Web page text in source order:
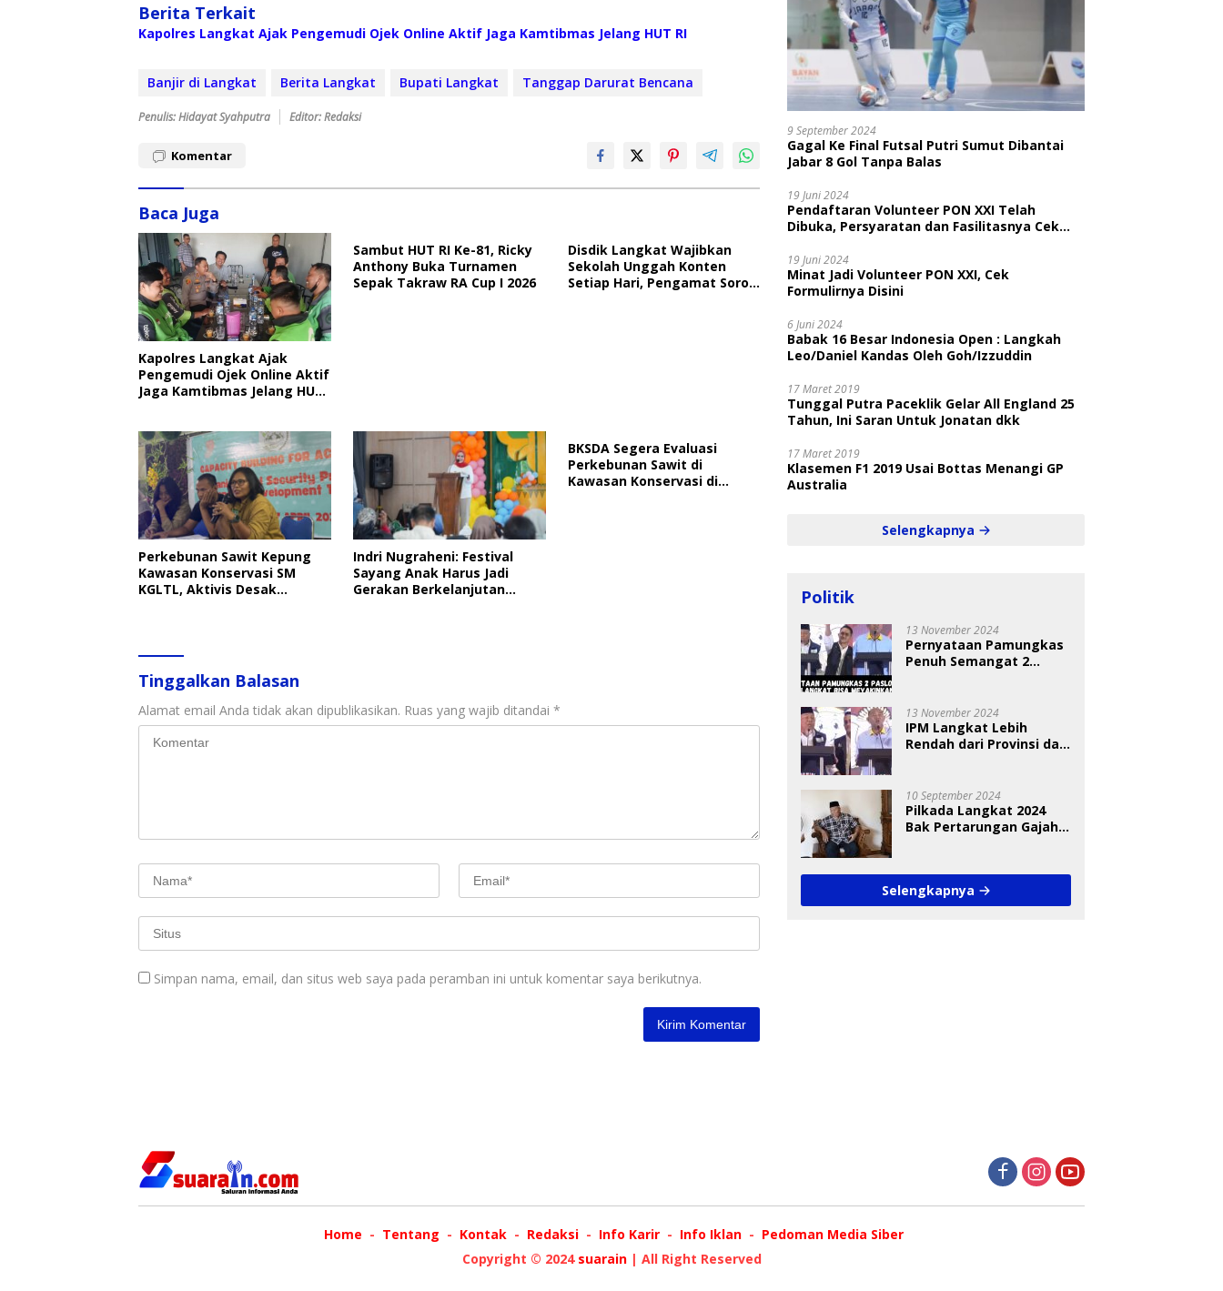
Berita Terkait
Kapolres Langkat Ajak Pengemudi Ojek Online Aktif Jaga Kamtibmas Jelang HUT RI
Banjir di Langkat Berita Langkat Bupati Langkat Tanggap Darurat Bencana
Penulis: Hidayat Syahputra Editor: Redaksi
Komentar
Baca Juga
Kapolres Langkat Ajak
Pengemudi Ojek Online Aktif
Jaga Kamtibmas Jelang HUT
Sambut HUT RI Ke-81, Ricky
Anthony Buka Turnamen
Sepak Takraw RA Cup I 2026
Disdik Langkat Wajibkan
Sekolah Unggah Konten
Setiap Hari, Pengamat Soroti
Perkebunan Sawit Kepung
Kawasan Konservasi SM
KGLTL, Aktivis Desak
Indri Nugraheni: Festival
Sayang Anak Harus Jadi
Gerakan Berkelanjutan
BKSDA Segera Evaluasi
Perkebunan Sawit di
Kawasan Konservasi di
Tinggalkan Balasan
Alamat email Anda tidak akan dipublikasikan. Ruas yang wajib ditandai *
Simpan nama, email, dan situs web saya pada peramban ini untuk komentar saya berikutnya.
9 September 2024
Gagal Ke Final Futsal Putri Sumut Dibantai
Jabar 8 Gol Tanpa Balas
19 Juni 2024
Pendaftaran Volunteer PON XXI Telah
Dibuka, Persyaratan dan Fasilitasnya Cek
19 Juni 2024
Minat Jadi Volunteer PON XXI, Cek
Formulirnya Disini
6 Juni 2024
Babak 16 Besar Indonesia Open : Langkah
Leo/Daniel Kandas Oleh Goh/Izzuddin
17 Maret 2019
Tunggal Putra Paceklik Gelar All England 25
Tahun, Ini Saran Untuk Jonatan dkk
17 Maret 2019
Klasemen F1 2019 Usai Bottas Menangi GP
Australia
Selengkapnya
Politik
13 November 2024
Pernyataan Pamungkas
Penuh Semangat 2
13 November 2024
IPM Langkat Lebih
Rendah dari Provinsi dan
10 September 2024
Pilkada Langkat 2024
Bak Pertarungan Gajah
Selengkapnya
Home Tentang Kontak Redaksi Info Karir Info Iklan
Pedoman Media Siber
Copyright © 2024 suarain| All Right Reserved